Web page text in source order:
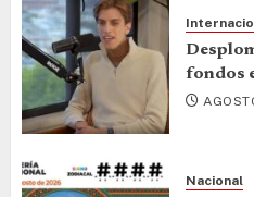
fondos
Nacional